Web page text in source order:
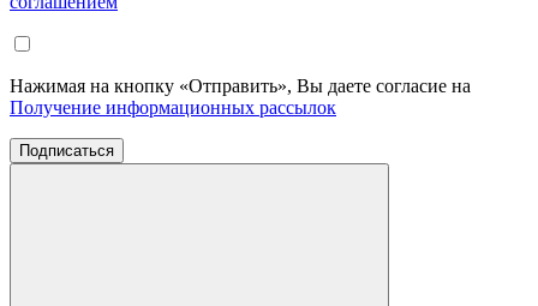
Нажимая на кнопку «Отправить», Вы даете согласие на
Получение информационных рассылок
Подписаться